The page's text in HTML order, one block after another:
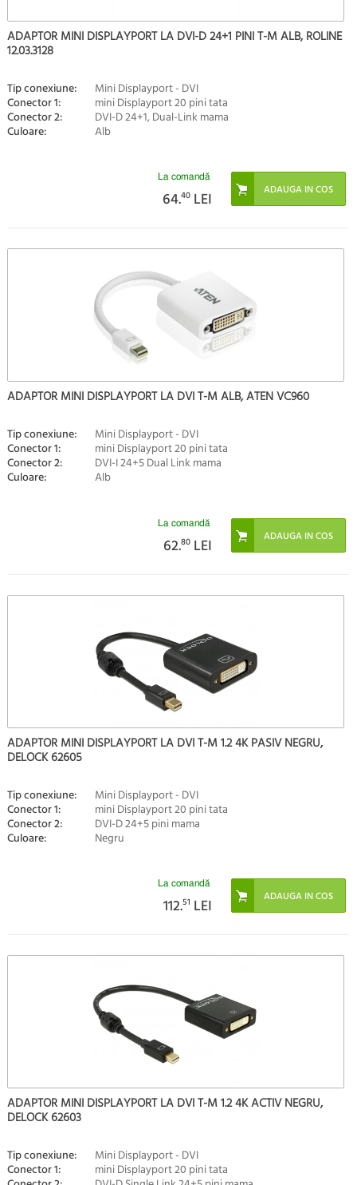
ADAPTOR MINI DISPLAYPORT LA DVI-D 24+1 PINI T-M ALB, ROLINE
12.03.3128
Tip conexiune: Mini Displayport - DVI
Conector 1: mini Displayport 20 pini tata
Conector 2: DVI-D 24+1, Dual-Link mama
Culoare: Alb
La comandă
64.40 LEI
ADAPTOR MINI DISPLAYPORT LA DVI T-M ALB, ATEN VC960
Tip conexiune: Mini Displayport - DVI
Conector 1: mini Displayport 20 pini tata
Conector 2: DVI-I 24+5 Dual Link mama
Culoare: Alb
La comandă
62.80 LEI
ADAPTOR MINI DISPLAYPORT LA DVI T-M 1.2 4K PASIV NEGRU,
DELOCK 62605
Tip conexiune: Mini Displayport - DVI
Conector 1: mini Displayport 20 pini tata
Conector 2: DVI-D 24+5 pini mama
Culoare: Negru
La comandă
112.51 LEI
ADAPTOR MINI DISPLAYPORT LA DVI T-M 1.2 4K ACTIV NEGRU,
DELOCK 62603
Tip conexiune: Mini Displayport - DVI
Conector 1: mini Displayport 20 pini tata